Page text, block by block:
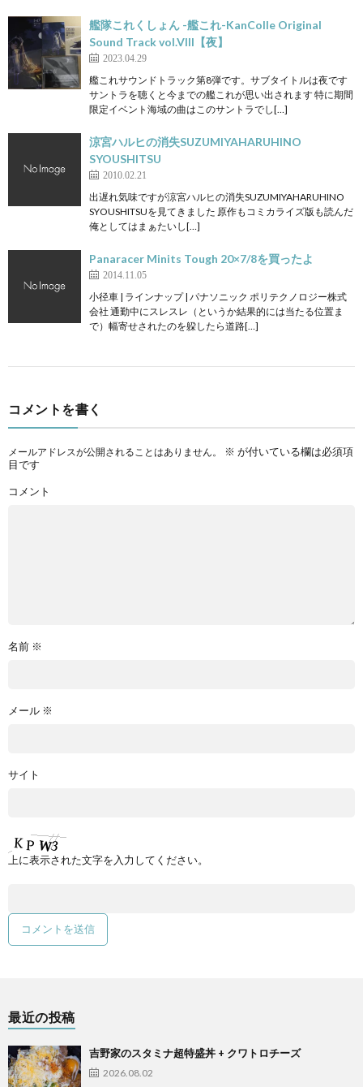
艦隊これくしょん -艦これ-KanColle Original
Sound Track vol.VIII【夜】
2023.04.29
艦これサウンドトラック第8弾です。サブタイトルは夜です
サントラを聴くと今までの艦これが思い出されます 特に期間
限定イベント海域の曲はこのサントラでし[…]
涼宮ハルヒの消失SUZUMIYAHARUHINO
SYOUSHITSU
2010.02.21
出遅れ気味ですが涼宮ハルヒの消失SUZUMIYAHARUHINO
SYOUSHITSUを見てきました 原作もコミカライズ版も読んだ
俺としてはまぁたいし[…]
Panaracer Minits Tough 20×7/8を買ったよ
2014.11.05
小径車 | ラインナップ | パナソニック ポリテクノロジー株式
会社 通勤中にスレスレ（というか結果的には当たる位置ま
で）幅寄せされたのを躱したら道路[…]
コメントを書く
メールアドレスが公開されることはありません。 ※ が付いている欄は必須項
目です
コメント
名前 ※
メール ※
サイト
上に表示された文字を入力してください。
最近の投稿
吉野家のスタミナ超特盛丼 + クワトロチーズ
2026.08.02